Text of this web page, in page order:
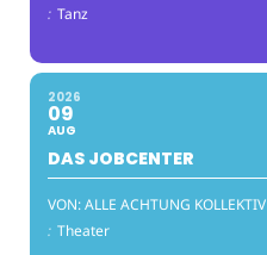
: Tanz
2026
09
AUG
DAS JOBCENTER
VON: ALLE ACHTUNG KOLLEKTIV
: Theater